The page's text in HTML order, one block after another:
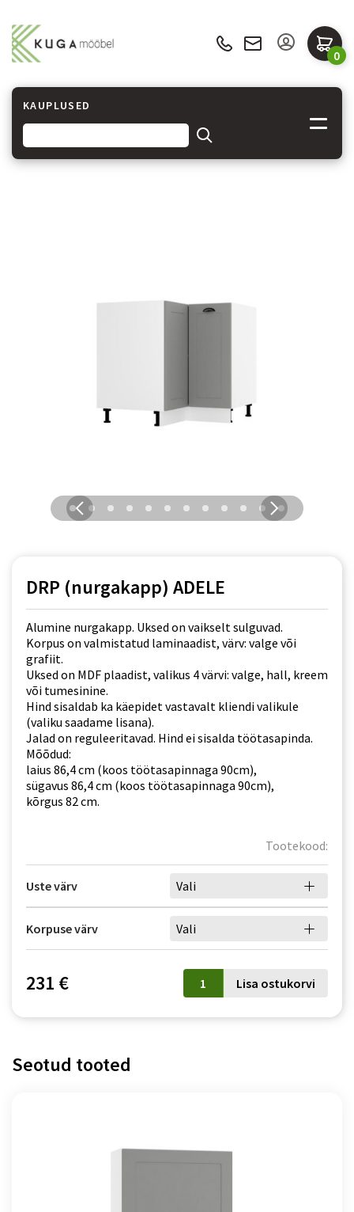
0
KAUPLUSED
DRP (nurgakapp) ADELE
Alumine nurgakapp. Uksed on vaikselt sulguvad.
Korpus on valmistatud laminaadist, värv: valge või
grafiit.
Uksed on MDF plaadist, valikus 4 värvi: valge, hall, kreem
või tumesinine.
Hind sisaldab ka käepidet vastavalt kliendi valikule
(valiku saadame lisana).
Jalad on reguleeritavad. Hind ei sisalda töötasapinda.
Mõõdud:
laius 86,4 cm (koos töötasapinnaga 90cm),
sügavus 86,4 cm (koos töötasapinnaga 90cm),
kõrgus 82 cm.
Tootekood:
Uste värv Vali
Korpuse värv Vali
231 €
DRP
(nurgakapp)
kogus
Lisa ostukorvi
Seotud tooted